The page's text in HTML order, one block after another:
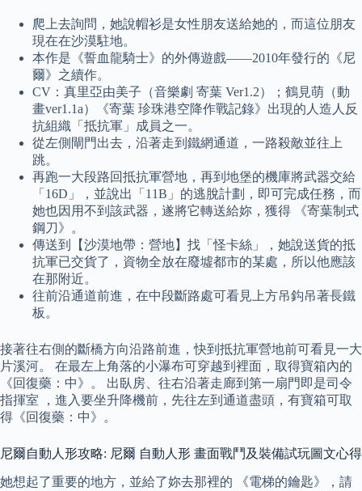
爬上去詢問，她說帽衫是女性朋友送給她的，而這位朋友
現在在沙漠駐地。
本作是《誓血龍騎士》的外傳遊戲——2010年發行的《尼
爾》之續作。
CV：真里亞由美子（音樂劇 寄葉 Ver1.2）；鶴見萌（動
畫ver1.1a）《寄葉 珍珠港空降作戰記錄》出現的人造人反
抗組織「抵抗軍」成員之一。
從左側閘門出去，沿著走到鐵網通道，一路殺敵並往上
跳。
再跑一大段路回抵抗軍營地，再到地堡的機庫將武器交給
「16D」，並說出「11B」的逃脫計劃，即可完成任務，而
她也因用不到該武器，遂將它轉送給妳，獲得 《寄葉制式
鋼刀》。
傳送到【沙漠地帶：營地】找「怪卡絲」，她說送貨的抵
抗軍已交貨了，資物全放在廢墟都市的某處，所以他應該
在那附近。
往前沿通道前進，在中段斷路處可看見上方吊鈎吊著長鐵
板。
接著往右側的斷橋方向沿路前進，快到抵抗軍營地前可看見一大
片溪河。 在最左上角落的小瀑布可穿越到裡面，取得寶箱內的
《回復藥：中》。 出臥房、往右沿著走廊到第一扇門即是司令
指揮室 ，進入要坐升降機前，先往左到通道盡頭，有寶箱可取
得《回復藥：中》。
尼爾自動人形攻略: 尼爾 自動人形 畫面戰鬥及裝備試玩圖文心得
她想起了重要的地方，並給了妳去那裡的 《電梯的鑰匙》，請